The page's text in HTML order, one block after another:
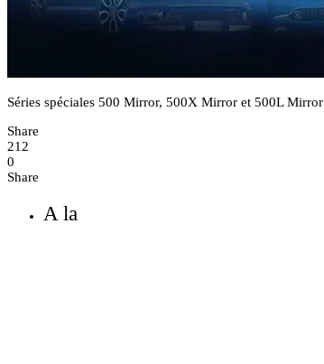
Séries spéciales 500 Mirror, 500X Mirror et 500L Mirror
Share
212
0
Share
A la